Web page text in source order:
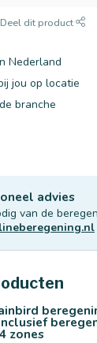
Deel dit product
Nederland
jou op locatie
branche
advies
van de
zones